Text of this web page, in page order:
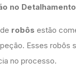
no
robôs estão
Esses
no processo.